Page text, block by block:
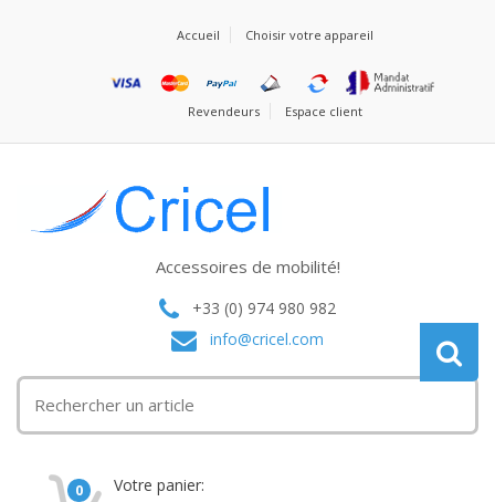
Accueil Choisir votre appareil
Revendeurs Espace client
Accessoires de mobilité!
+33 (0) 974 980 982
info@cricel.com
0 Votre panier: